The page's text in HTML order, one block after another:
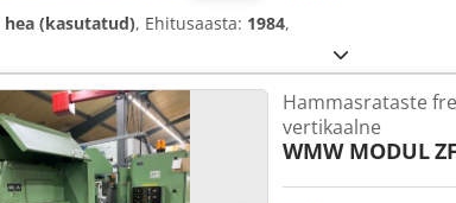
hea (kasutatud), Ehitusaasta: 1984,
Hammasrataste
vertikaalne
WMW MODUL